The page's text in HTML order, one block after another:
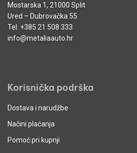
Mostarska 1, 21000 Split
Ured – Dubrovačka 55
Tel: +385 21 508 333
info@metaliaauto.hr
Korisnička podrška
Dostava i narudžbe
Načini plaćanja
Pomoć pri kupnji